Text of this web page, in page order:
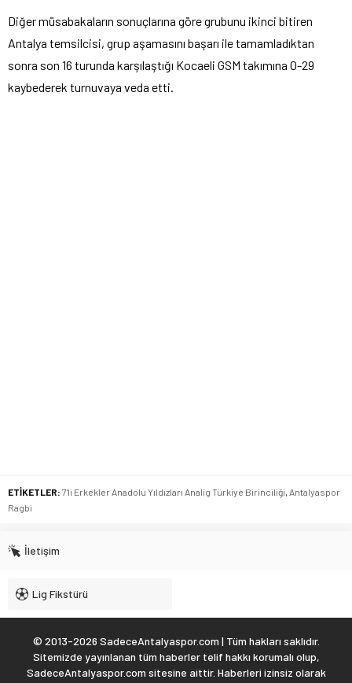
Diğer müsabakaların sonuçlarına göre grubunu ikinci bitiren
Antalya temsilcisi, grup aşamasını başarı ile tamamladıktan
sonra son 16 turunda karşılaştığı Kocaeli GSM takımına 0-29
kaybederek turnuvaya veda etti.
ETİKETLER: 7'li Erkekler Anadolu Yıldızları Analig Türkiye Birinciliği, Antalyaspor
Ragbi
İletişim
Lig Fikstürü
© 2013-2026 SadeceAntalyaspor.com | Tüm hakları saklıdır.
Sitemizde yayınlanan tüm haberler telif hakkı korumalı olup,
SadeceAntalyaspor.com sitesine aittir. Haberleri izinsiz olarak